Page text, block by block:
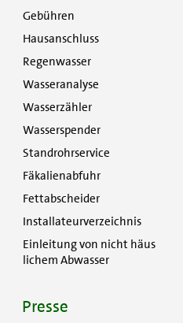
Gebühren
Hausanschluss
Regenwasser
Wasseranalyse
Wasserzähler
Wasserspender
Standrohrservice
Fäkalienabfuhr
Fettabscheider
Installateurverzeichnis
Einleitung von nicht häus
lichem Abwasser
Presse